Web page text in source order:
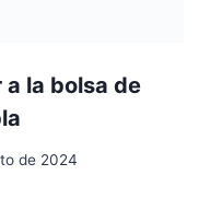
la bolsa de
de 2024